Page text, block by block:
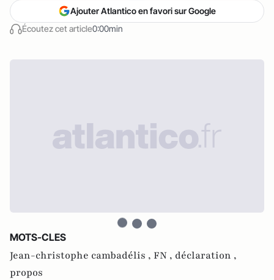
Écoutez cet article0:00min
Ajouter Atlantico en favori sur Google
MOTS-CLES
Jean-christophe cambadélis , FN , déclaration ,
propos